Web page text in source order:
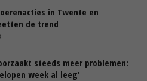
in Twente en
de trend
steeds meer problemen:
week al leeg’